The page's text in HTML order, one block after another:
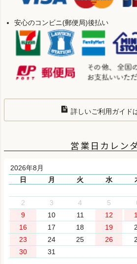
安心のコンビニ(郵便局)後払い
詳しいご利用ガイド
営業日カレン
2026年8月
日
月 火 水
2
3 4 5
9
10 11 12
16
17 18 19
23
24 25 26
30
31